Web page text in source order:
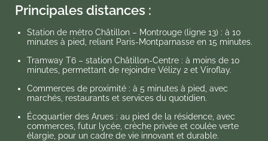
Principales distances :
Station de métro Châtillon – Montrouge (ligne 13) : à 10
minutes à pied, reliant Paris-Montparnasse en 15 minutes.
Tramway T6 – station Châtillon-Centre : à moins de 10
minutes, permettant de rejoindre Vélizy 2 et Viroflay.
Commerces de proximité : à 5 minutes à pied, avec
marchés, restaurants et services du quotidien.
Écoquartier des Arues : au pied de la résidence, avec
commerces, futur lycée, crèche privée et coulée verte
élargie, pour un cadre de vie innovant et durable.